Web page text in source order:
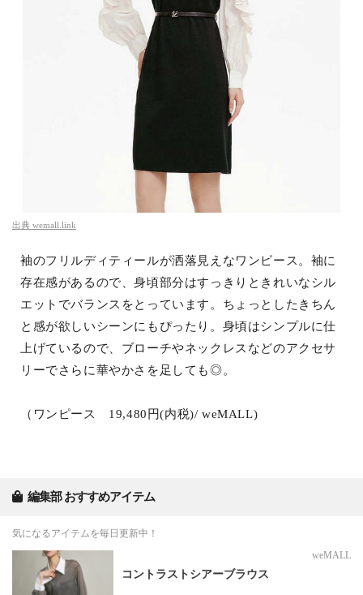
出典 wemall.link
袖のフリルディティールが洒落見えなワンピース。袖に
存在感があるので、身頃部分はすっきりときれいなシル
エットでバランスをとっています。ちょっとしたきちん
と感が欲しいシーンにもぴったり。身頃はシンプルに仕
上げているので、ブローチやネックレスなどのアクセサ
リーでさらに華やかさを足しても◎。
（ワンピース 19,480円(内税)/ weMALL)
編集部 おすすめアイテム
気になるアイテムを毎日更新中！
weMALL
コントラストシアーブラウス